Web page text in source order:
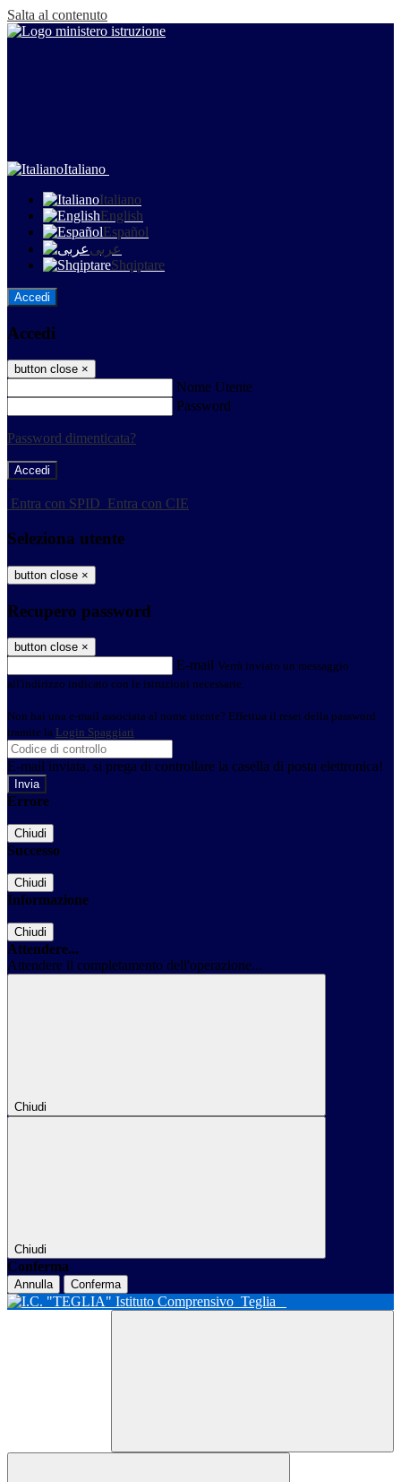
Salta al contenuto
Italiano
Italiano
English
Español
عربى
Shqiptare
Accedi
Accedi
button close ×
Nome Utente
Password
Password dimenticata?
-
Entra con SPID Entra con CIE
Seleziona utente
button close ×
Recupero password
button close ×
E-mail Verrà inviato un messaggio
all'indirizzo indicato con le istruzioni necessarie.
Non hai una e-mail associata al nome utente? Effettua il reset della password
tramite la Login Spaggiari
E-mail inviata, si prega di controllare la casella di posta elettronica!
Errore
Chiudi
Successo
Chiudi
Informazione
Chiudi
Attendere...
Attendere il completamento dell'operazione...
Chiudi
Chiudi
Conferma
Annulla Conferma
Istituto Comprensivo Teglia